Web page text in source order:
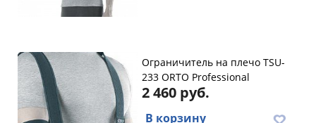
Ограничитель на плечо TSU-
233 ORTO Professional
2 460 руб.
В корзину